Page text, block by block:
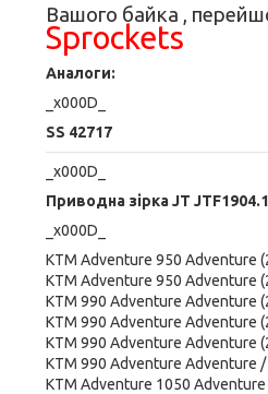
Вашого байка ,
Sprockets
Аналоги:
_x000D_
SS 42717
_x000D_
Приводна зірка JT
_x000D_
KTM Adventure 950 Adventure
KTM Adventure 950 Adventure
KTM 990 Adventure Adventure
KTM 990 Adventure Adventure
KTM 990 Adventure Adventure
KTM 990 Adventure Adventure /
KTM Adventure 1050 Adventure